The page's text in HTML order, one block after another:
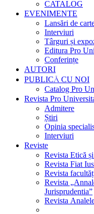
CATALOG
EVENIMENTE
Lansări de
Interviuri
Târguri și
Editura Pro
Conferințe
AUTORI
PUBLICĂ CU NOI
Catalog Pro
Revista Pro
Admitere
Știri
Opinia
Interviuri
Reviste
Revista Etică
Revista Fiat
Revista
Revista
Jurisprudentia”
Revista